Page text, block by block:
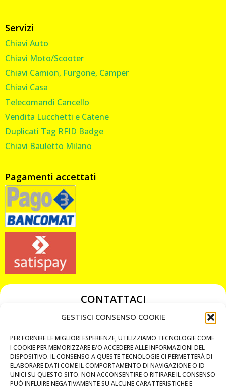
GESTISCI CONSENSO COOKIE
PER FORNIRE LE MIGLIORI ESPERIENZE, UTILIZZIAMO TECNOLOGIE COME
I COOKIE PER MEMORIZZARE E/O ACCEDERE ALLE INFORMAZIONI DEL
DISPOSITIVO. IL CONSENSO A QUESTE TECNOLOGIE CI PERMETTERÀ DI
ELABORARE DATI COME IL COMPORTAMENTO DI NAVIGAZIONE O ID
UNICI SU QUESTO SITO. NON ACCONSENTIRE O RITIRARE IL CONSENSO
PUÒ INFLUIRE NEGATIVAMENTE SU ALCUNE CARATTERISTICHE E
Servizi
Chiavi Auto
Chiavi Moto/Scooter
Chiavi Camion, Furgone, Camper
Chiavi Casa
Telecomandi Cancello
Vendita Lucchetti e Catene
Duplicati Tag RFID Badge
Chiavi Bauletto Milano
Pagamenti accettati
CONTATTACI
349 3863811
chiavicodificate@gmail.com
Privacy Policy